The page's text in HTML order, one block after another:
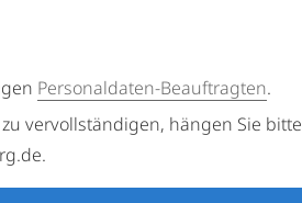
Personaldaten-Beauftragten.
vervollständigen, hängen Sie bitte